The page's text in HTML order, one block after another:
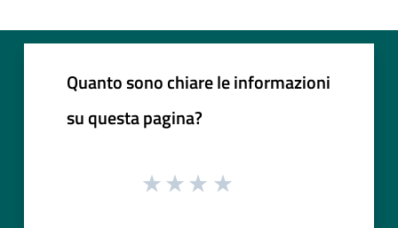
Quanto sono chiare le informazioni
su questa pagina?